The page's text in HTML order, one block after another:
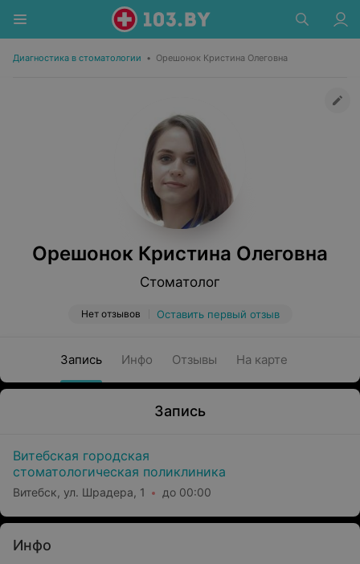
Диагностика в стоматологии • Орешонок Кристина Олеговна
Орешонок Кристина Олеговна
Стоматолог
Нет отзывов Оставить первый отзыв
Запись Инфо Отзывы На карте
Запись
Витебская городская
стоматологическая поликлиника
Витебск, ул. Шрадера, 1 до 00:00
Инфо